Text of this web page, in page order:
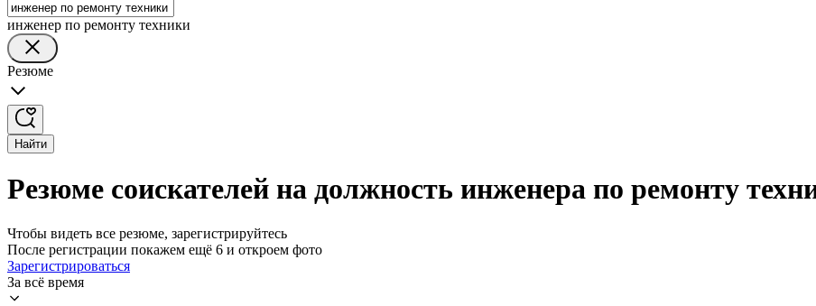
инженер по ремонту техники
Резюме
Найти
Резюме соискателей на должность инженера по ремонту
Чтобы видеть все резюме, зарегистрируйтесь
После регистрации покажем ещё 6 и откроем фото
Зарегистрироваться
За всё время